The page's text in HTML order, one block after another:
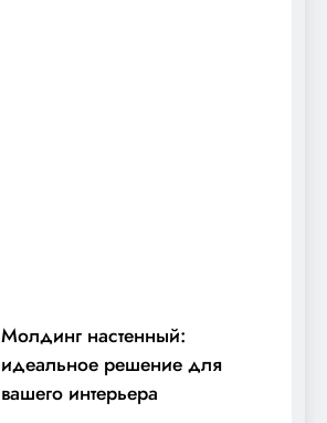
Молдинг настенный:
идеальное решение для
вашего интерьера